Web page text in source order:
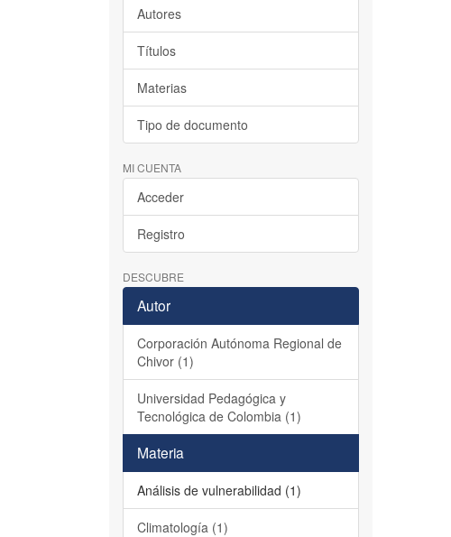
Autores
Títulos
Materias
Tipo de documento
MI CUENTA
Acceder
Registro
DESCUBRE
Autor
Corporación Autónoma Regional de
Chivor (1)
Universidad Pedagógica y
Tecnológica de Colombia (1)
Materia
Análisis de vulnerabilidad (1)
Climatología (1)